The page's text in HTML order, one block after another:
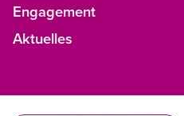
Engagement
Aktuelles